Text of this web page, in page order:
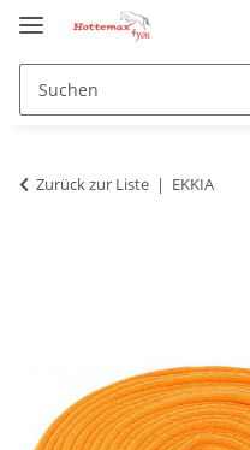
Zurück zur Liste EKKIA